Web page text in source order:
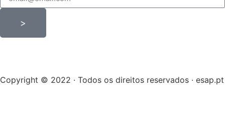
>
Copyright © 2022 · Todos os direitos reservados · esap.pt